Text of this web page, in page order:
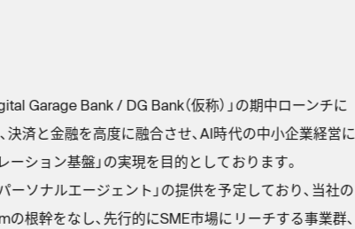
Garage Bank / DG Bank（仮称）」の期中ローンチに
済と金融を高度に融合させ、AI時代の中小企業経営に
ーション基盤」の実現を目的としております。
ソナルエージェント」の提供を予定しており、当社の
根幹をなし、先行的にSME市場にリーチする事業群、